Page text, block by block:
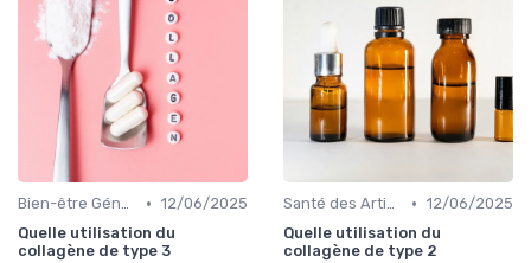
Bien-être Général • 12/06/2025
Quelle utilisation du
collagène de type 3
Santé des Articulations • 12/06/2025
Quelle utilisation du
collagène de type 2